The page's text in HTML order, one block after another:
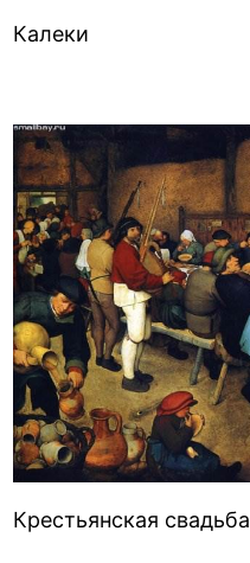
Калеки
Крестьянская свадьба